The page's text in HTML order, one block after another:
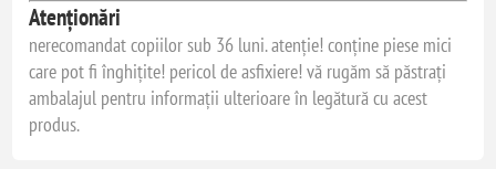
Atenționări
nerecomandat copiilor sub 36 luni. atenție! conține piese mici
care pot fi înghițite! pericol de asfixiere! vă rugăm să păstrați
ambalajul pentru informații ulterioare în legătură cu acest
produs.